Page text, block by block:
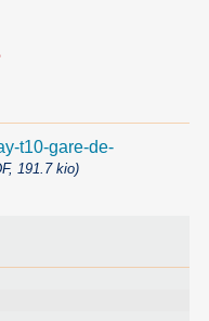
t10-gare-de-
191.7 kio)